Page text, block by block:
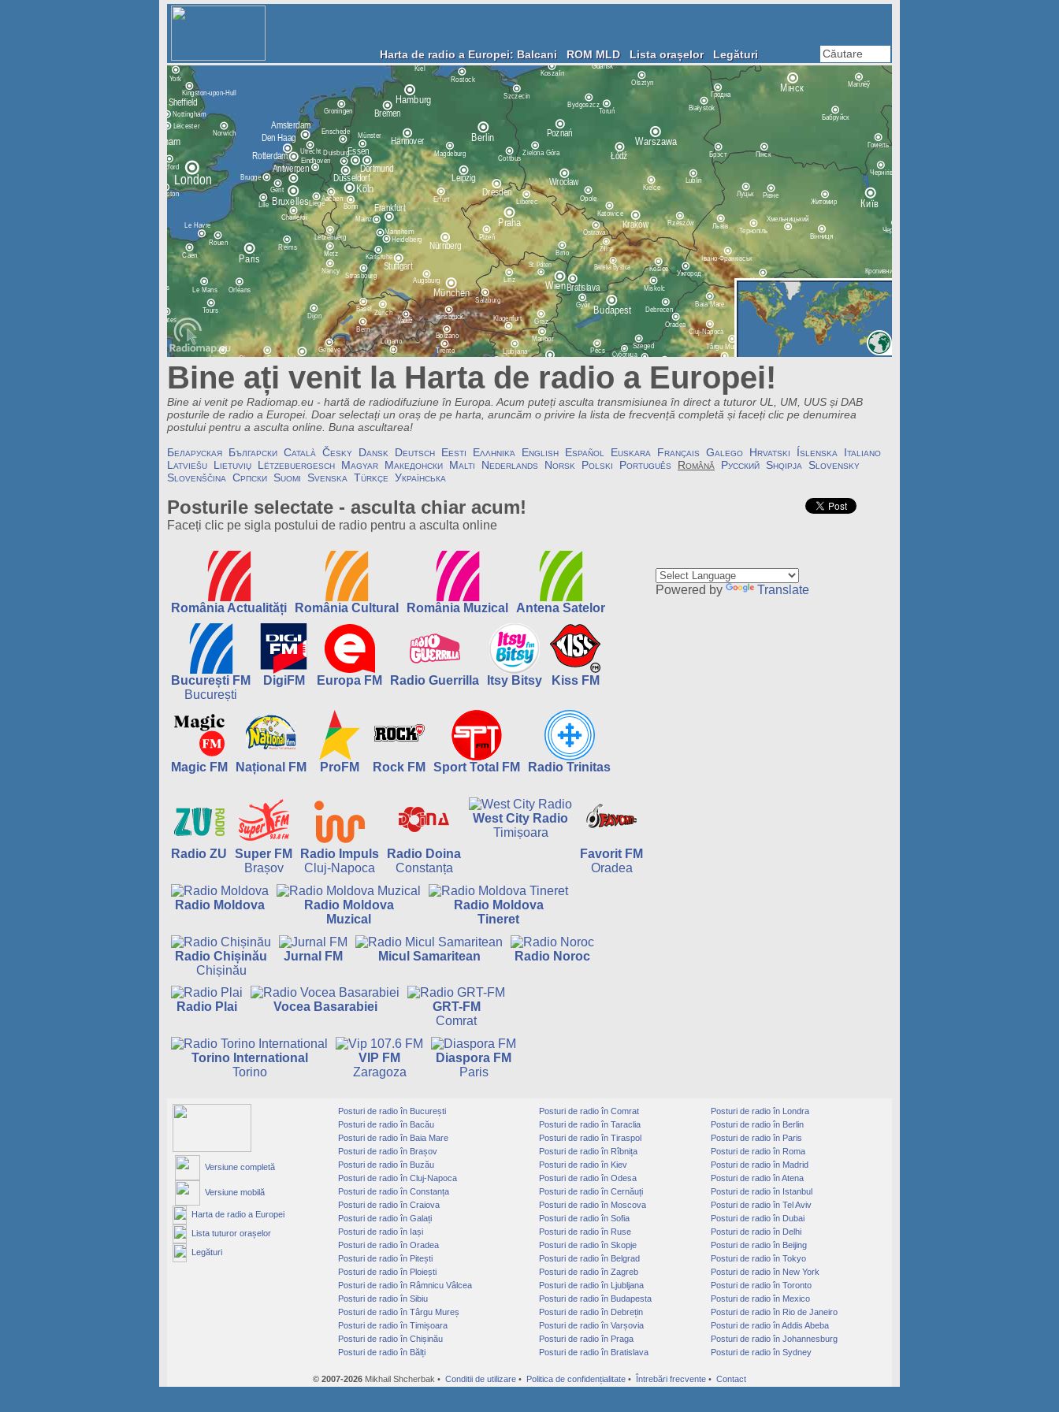
Harta de radio a Europei: Balcani ROM MLD Lista orașelor Legături
Bine ați venit la Harta de radio a Europei!
Bine ai venit pe Radiomap.eu - hartă de radiodifuziune în Europa. Acum puteți asculta transmisiunea în direct a tuturor UL, UM, UUS și DAB
posturile de radio a Europei. Doar selectați un oraș de pe harta, aruncăm o privire la lista de frecvență completă și faceți clic pe denumirea
postului pentru a asculta online. Buna ascultarea!
Беларуская Български Català Česky Dansk Deutsch Eesti Ελληνικά English Español Euskara Français Galego Hrvatski Íslenska
Italiano
Latviešu Lietuvių Lëtzebuergesch Magyar Македонски Malti Nederlands Norsk Polski Português Română Русский Shqipja
Slovensky
Slovenščina Српски Suomi Svenska Türkçe Українська
Posturile selectate - asculta chiar acum!
Faceți clic pe sigla postului de radio pentru a asculta online
România Actualități România Cultural România Muzical Antena Satelor
București FM
București
DigiFM Europa FM Radio Guerrilla Itsy Bitsy Kiss FM
Magic FM Național FM ProFM Rock FM Sport Total FM Radio Trinitas
Radio ZU
Super FM
Brașov
Radio Impuls
Cluj-Napoca
Radio Doina
Constanța
West City Radio
Timișoara
Favorit FM
Oradea
Radio Moldova
Radio Moldova
Muzical
Radio Moldova
Tineret
Radio Chișinău
Chișinău
Jurnal FM Micul Samaritean Radio Noroc
Radio Plai Vocea Basarabiei
GRT-FM
Comrat
Torino International
Torino
VIP FM
Zaragoza
Diaspora FM
Paris
Powered by Translate
Versiune completă
Versiune mobilă
Harta de radio a Europei
Lista tuturor orașelor
Legături
Posturi de radio în București
Posturi de radio în Bacău
Posturi de radio în Baia Mare
Posturi de radio în Brașov
Posturi de radio în Buzău
Posturi de radio în Cluj-Napoca
Posturi de radio în Constanța
Posturi de radio în Craiova
Posturi de radio în Galați
Posturi de radio în Iași
Posturi de radio în Oradea
Posturi de radio în Pitești
Posturi de radio în Ploiești
Posturi de radio în Râmnicu Vâlcea
Posturi de radio în Sibiu
Posturi de radio în Târgu Mureș
Posturi de radio în Timișoara
Posturi de radio în Chișinău
Posturi de radio în Bălți
Posturi de radio în Comrat
Posturi de radio în Taraclia
Posturi de radio în Tiraspol
Posturi de radio în Rîbnița
Posturi de radio în Kiev
Posturi de radio în Odesa
Posturi de radio în Cernăuți
Posturi de radio în Moscova
Posturi de radio în Sofia
Posturi de radio în Ruse
Posturi de radio în Skopje
Posturi de radio în Belgrad
Posturi de radio în Zagreb
Posturi de radio în Ljubljana
Posturi de radio în Budapesta
Posturi de radio în Debrețin
Posturi de radio în Varșovia
Posturi de radio în Praga
Posturi de radio în Bratislava
Posturi de radio în Londra
Posturi de radio în Berlin
Posturi de radio în Paris
Posturi de radio în Roma
Posturi de radio în Madrid
Posturi de radio în Atena
Posturi de radio în Istanbul
Posturi de radio în Tel Aviv
Posturi de radio în Dubai
Posturi de radio în Delhi
Posturi de radio în Beijing
Posturi de radio în Tokyo
Posturi de radio în New York
Posturi de radio în Toronto
Posturi de radio în Mexico
Posturi de radio în Rio de Janeiro
Posturi de radio în Addis Abeba
Posturi de radio în Johannesburg
Posturi de radio în Sydney
© 2007-2026 Mikhail Shcherbak • Conditii de utilizare • Politica de confidențialitate • Întrebări frecvente • Contact